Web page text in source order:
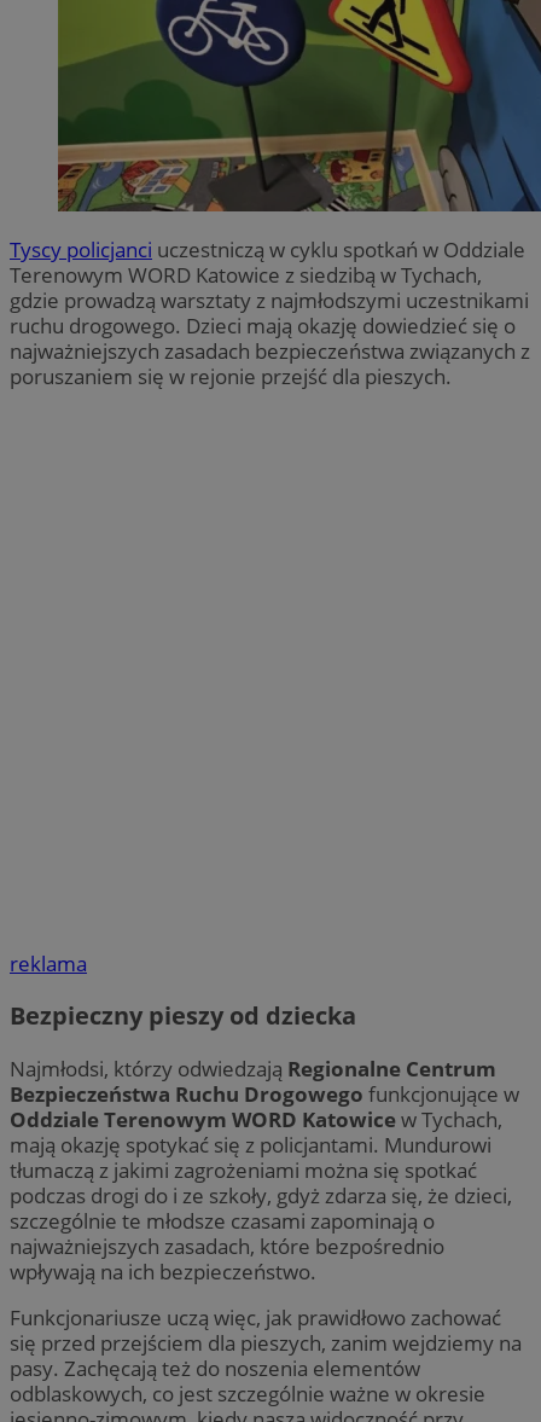
Tyscy policjanci uczestniczą w cyklu spotkań w Oddziale
Terenowym WORD Katowice z siedzibą w Tychach,
gdzie prowadzą warsztaty z najmłodszymi uczestnikami
ruchu drogowego. Dzieci mają okazję dowiedzieć się o
najważniejszych zasadach bezpieczeństwa związanych z
poruszaniem się w rejonie przejść dla pieszych.
reklama
Bezpieczny pieszy od dziecka
Najmłodsi, którzy odwiedzają Regionalne Centrum
Bezpieczeństwa Ruchu Drogowego funkcjonujące w
Oddziale Terenowym WORD Katowicew Tychach,
mają okazję spotykać się z policjantami. Mundurowi
tłumaczą z jakimi zagrożeniami można się spotkać
podczas drogi do i ze szkoły, gdyż zdarza się, że dzieci,
szczególnie te młodsze czasami zapominają o
najważniejszych zasadach, które bezpośrednio
wpływają na ich bezpieczeństwo.
Funkcjonariusze uczą więc, jak prawidłowo zachować
się przed przejściem dla pieszych, zanim wejdziemy na
pasy. Zachęcają też do noszenia elementów
odblaskowych, co jest szczególnie ważne w okresie